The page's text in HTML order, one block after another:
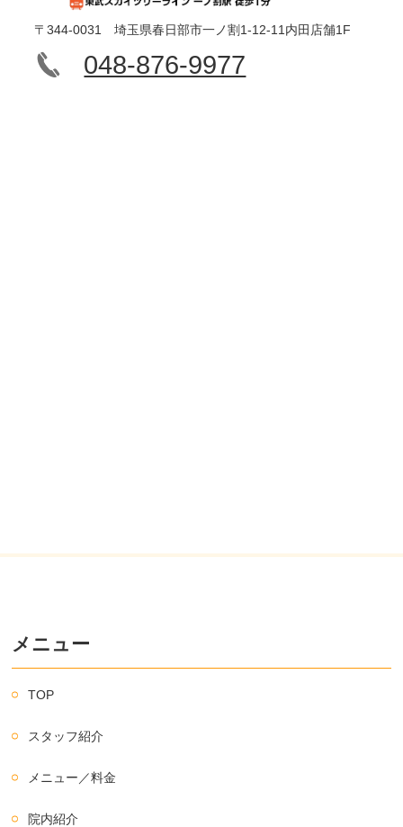
〒344-0031 埼玉県春日部市一ノ割1-12-11内田店舗1F
048-876-9977
メニュー
TOP
スタッフ紹介
メニュー／料金
院内紹介